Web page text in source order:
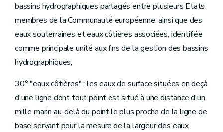
Art.D.323
Art.D.324
Art.
D.325
Art.D.326
Art.D.327
Art.
Art.D.329
Art.D.330-1
TitreIII
Organismes de gestion du cycle anthropique de l'eau
Chapitre
er
Section1re
Société publique de Gestion de l'Eau
Sous-section 1
Création, objet social et lois applicables, fonctionnement, composition et contrôle
bassins hydrographiques partagés entre plusieurs Etats
membres de la Communauté européenne, ainsi que des
eaux souterraines et eaux côtières associées, identifiée
comme principale unité aux fins de la gestion des bassins
hydrographiques;
30° "eaux côtières" : les eaux de surface situées en deçà
d'une ligne dont tout point est situé à une distance d'un
mille marin au-delà du point le plus proche de la ligne de
base servant pour la mesure de la largeur des eaux